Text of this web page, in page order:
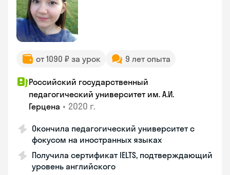
от 1090 ₽ за урок 9 лет опыта
Российский государственный
педагогический университет им. А.И.
Герцена • 2020 г.
Окончила педагогический университет с
фокусом на иностранных языках
Получила сертификат IELTS, подтверждающий
уровень английского